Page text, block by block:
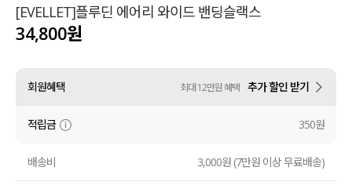
티셔츠
셔츠
원피스
니트
언더웨어
[EVELLET]플루딘 에어리 와이드 밴딩슬랙스
34,800원
회원혜택 최대 12만원 혜택 추가 할인 받기
적립금 350원
배송비 3,000원 (7만원 이상 무료배송)